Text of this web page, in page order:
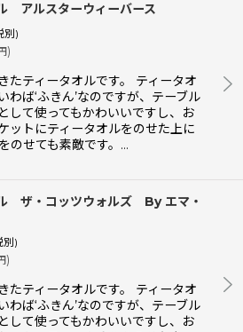
アルスターウィーバース
別)
円)
たティータオルです。 ティータオ
わば‘ふきん’なのですが、テーブル
して使ってもかわいいですし、お
ットにティータオルをのせた上に
のせても素敵です。…
ザ・コッツウォルズ By エマ・
別)
)
たティータオルです。 ティータオ
わば‘ふきん’なのですが、テーブル
して使ってもかわいいですし、お